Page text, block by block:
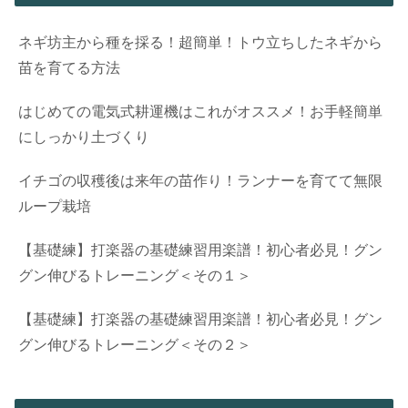
ネギ坊主から種を採る！超簡単！トウ立ちしたネギから
苗を育てる方法
はじめての電気式耕運機はこれがオススメ！お手軽簡単
にしっかり土づくり
イチゴの収穫後は来年の苗作り！ランナーを育てて無限
ループ栽培
【基礎練】打楽器の基礎練習用楽譜！初心者必見！グン
グン伸びるトレーニング＜その１＞
【基礎練】打楽器の基礎練習用楽譜！初心者必見！グン
グン伸びるトレーニング＜その２＞